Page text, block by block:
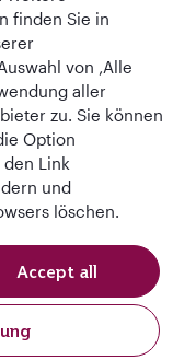
Lounge
betrieben. Die Produkte
Zusammenarbeit mit
finden Sie in
von ‚Alle
aller
zu. Sie können
Option
den Link
und
löschen.
Accept all